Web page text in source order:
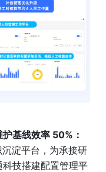
基线效率 50%：
淀平台，为承接研
技搭建配置管理平